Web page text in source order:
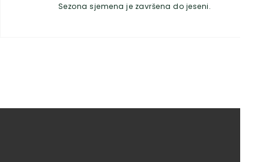
Sezona sjemena je završena do jeseni.